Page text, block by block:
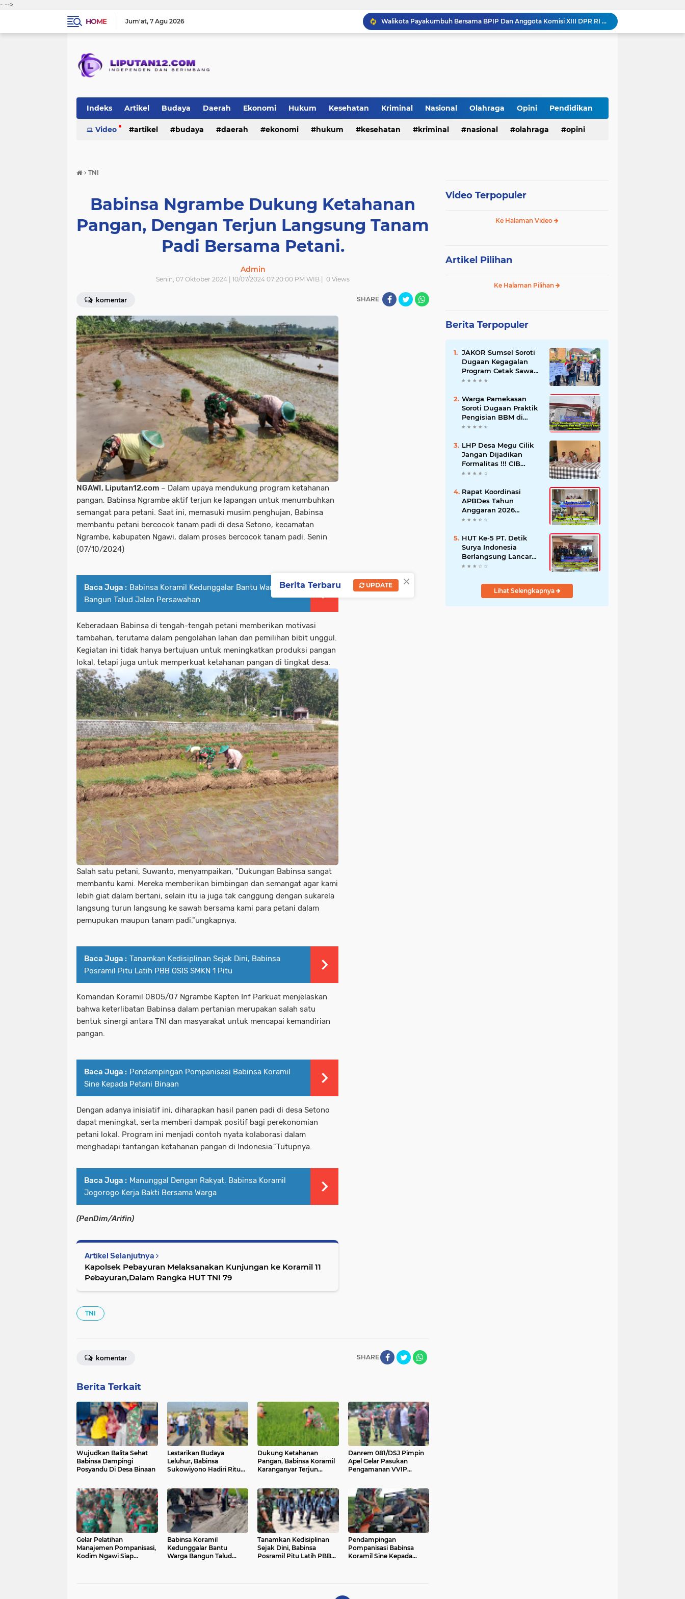
- -->
HOME
Jum'at 7 Agu 2026
Walikota Payakumbuh Bersama BPIP Dan Anggota Komisi XIII DPR RI Arizal Aziz Gelar Sosialisasi Empat Pilar MPR RI.
Pemko Payakumbuh Luncurkan Inovasi "GEMPITA BERSAMA" Guna Mendorong Pemanfaatan Pekarangan Sebagai Sumber Pangan Keluarga
Ringkus Satu Orang Tersangka, Satresnarkoba Polres Payakumbuh Amankan Satu Paket Sabu
Indeks Artikel Budaya Daerah Ekonomi Hukum Kesehatan Kriminal Nasional Olahraga Opini Pendidikan
Peristiwa Politik TNI-Polri sosial
Video artikel budaya daerah ekonomi hukum kesehatan kriminal nasional olahraga opini
› TNI
Babinsa Ngrambe Dukung Ketahanan
Pangan, Dengan Terjun Langsung Tanam
Padi Bersama Petani.
Admin
Senin, 07 Oktober 2024 | 10/07/2024 07:20:00 PM WIB | 0 Views
komentar SHARE
NGAWI, Liputan12.com – Dalam upaya mendukung program ketahanan
pangan, Babinsa Ngrambe aktif terjun ke lapangan untuk menumbuhkan
semangat para petani. Saat ini, memasuki musim penghujan, Babinsa
membantu petani bercocok tanam padi di desa Setono, kecamatan
Ngrambe, kabupaten Ngawi, dalam proses bercocok tanam padi. Senin
(07/10/2024)
Baca Juga : Babinsa Koramil Kedunggalar Bantu Warga
Bangun Talud Jalan Persawahan
Keberadaan Babinsa di tengah-tengah petani memberikan motivasi
tambahan, terutama dalam pengolahan lahan dan pemilihan bibit unggul.
Kegiatan ini tidak hanya bertujuan untuk meningkatkan produksi pangan
lokal, tetapi juga untuk memperkuat ketahanan pangan di tingkat desa.
Salah satu petani, Suwanto, menyampaikan, "Dukungan Babinsa sangat
membantu kami. Mereka memberikan bimbingan dan semangat agar kami
lebih giat dalam bertani, selain itu ia juga tak canggung dengan sukarela
langsung turun langsung ke sawah bersama kami para petani dalam
pemupukan maupun tanam padi."ungkapnya.
Baca Juga : Tanamkan Kedisiplinan Sejak Dini, Babinsa
Posramil Pitu Latih PBB OSIS SMKN 1 Pitu
Komandan Koramil 0805/07 Ngrambe Kapten Inf Parkuat menjelaskan
bahwa keterlibatan Babinsa dalam pertanian merupakan salah satu
bentuk sinergi antara TNI dan masyarakat untuk mencapai kemandirian
pangan.
Baca Juga : Pendampingan Pompanisasi Babinsa Koramil
Sine Kepada Petani Binaan
Dengan adanya inisiatif ini, diharapkan hasil panen padi di desa Setono
dapat meningkat, serta memberi dampak positif bagi perekonomian
petani lokal. Program ini menjadi contoh nyata kolaborasi dalam
menghadapi tantangan ketahanan pangan di Indonesia."Tutupnya.
Baca Juga : Manunggal Dengan Rakyat, Babinsa Koramil
Jogorogo Kerja Bakti Bersama Warga
(PenDim/Arifin)
Artikel Selanjutnya
Kapolsek Pebayuran Melaksanakan Kunjungan ke Koramil 11
Pebayuran,Dalam Rangka HUT TNI 79
TNI
SHARE
komentar
Berita Terkait
Wujudkan Balita Sehat
Babinsa Dampingi
Posyandu Di Desa Binaan
Lestarikan Budaya
Leluhur, Babinsa
Sukowiyono Hadiri Ritual
Dukung Ketahanan
Pangan, Babinsa Koramil
Karanganyar Terjun
Danrem 081/DSJ Pimpin
Apel Gelar Pasukan
Pengamanan VVIP
Gelar Pelatihan
Manajemen Pompanisasi,
Kodim Ngawi Siap
Babinsa Koramil
Kedunggalar Bantu
Warga Bangun Talud
Tanamkan Kedisiplinan
Sejak Dini, Babinsa
Posramil Pitu Latih PBB
Pendampingan
Pompanisasi Babinsa
Koramil Sine Kepada
Video Terpopuler
Ke Halaman Video
Artikel Pilihan
Ke Halaman Pilihan
Berita Terpopuler
JAKOR Sumsel Soroti
Dugaan Kegagalan
Program Cetak Sawah
Rp105 Miliar di Ogan
Pertanian Mundur
Warga Pamekasan
Soroti Dugaan Praktik
Pengisian BBM di
SPBU Cem Manis,
Pengawasan
LHP Desa Megu Cilik
Jangan Dijadikan
Formalitas !!! CIB
Desak Inspektorat
dan Hentikan Dugaan
Permainan Oknum
Rapat Koordinasi
APBDes Tahun
Anggaran 2026
Semester II,
Sokobanah Libatkan 12
Desa
HUT Ke-5 PT. Detik
Surya Indonesia
Berlangsung Lancar
dan Profesional,
Wartawan
Lihat Selengkapnya
×
Berita Terbaru UPDATE